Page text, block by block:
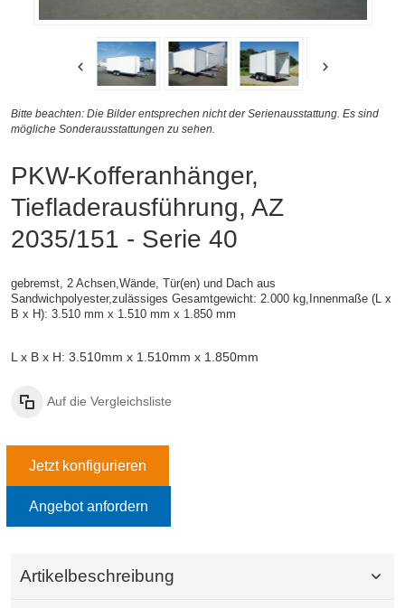
Bitte beachten: Die Bilder entsprechen nicht der Serienausstattung. Es sind
mögliche Sonderausstattungen zu sehen.
PKW-Kofferanhänger,
Tiefladerausführung, AZ
2035/151 - Serie 40
gebremst, 2 Achsen,Wände, Tür(en) und Dach aus
Sandwichpolyester,zulässiges Gesamtgewicht: 2.000 kg, Innenmaße (L x
B x H): 3.510 mm x 1.510 mm x 1.850 mm
L x B x H: 3.510mm x 1.510mm x 1.850mm
Auf die Vergleichsliste
Jetzt konfigurieren
Angebot anfordern
Artikelbeschreibung